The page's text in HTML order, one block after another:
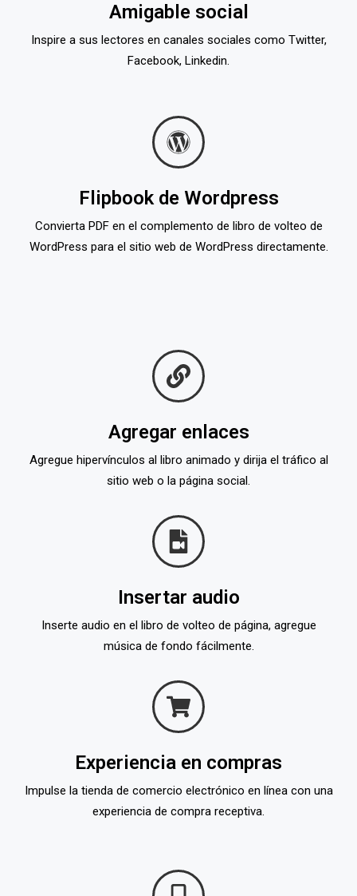
Amigable social
Inspire a sus lectores en canales sociales como Twitter,
Facebook, Linkedin.
Flipbook de Wordpress
Convierta PDF en el complemento de libro de volteo de
WordPress para el sitio web de WordPress directamente.
Agregar enlaces
Agregue hipervínculos al libro animado y dirija el tráfico al
sitio web o la página social.
Insertar audio
Inserte audio en el libro de volteo de página, agregue
música de fondo fácilmente.
Experiencia en compras
Impulse la tienda de comercio electrónico en línea con una
experiencia de compra receptiva.